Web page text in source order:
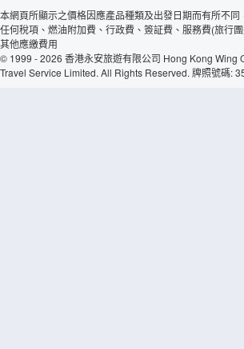
本網頁所顯示之價格因應產品種類及出發日期而有所不同
任何稅項、燃油附加費、行政費、簽証費、服務費(旅行
其他應繳費用
© 1999 - 2026 香港永安旅遊有限公司 Hong Kong Wing
Travel Service Limited. All Rights Reserved. 牌照號碼: